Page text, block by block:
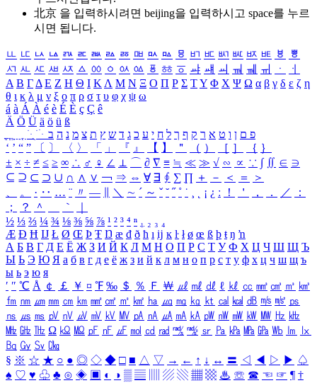
北京 을 입력하시려면 beijing을 입력하시고 space를 누르
시면 됩니다.
ㅥ ㅦ ㅧ ㅨ ㅩ ㅪ ㅫ ㅬ ㅭ ㅮ ㅯ ㅰ ㅱ ㅲ ㅳ ㅴ ㅵ ㅶ ㅷ ㅸ
ㅹ
ㅺ ㅻ ㅼ ㅽ ㅾ ㅿ ㆀ ㆁ ㆂ ㆃ ㆄ ㆅ ㆆ ㆇ ㆈ ㆉ ㆊ ㆋ ㆌ ㆍ
ㆎ
Α Β ΓΔ Ε Ζ Η Θ Ι ΚΛ Μ Ν Ξ Ο Π Ρ Σ ΤΥ Φ Χ Ψ Ω α β γ δ ε ζ η
θ ι κ λ μ ν ξ ο π ρ σ τ υ φ χ ψ ω
á à Á À é è É È ç Ç ê
Ä Ö Ü ä ö ü ß
ִֶֹ ֻּ ׁׂ פ ם ן ו ט א ר ק ף ך ל ח י ע כ ג ד ש ץ ת צ מ נ ה ב
‘ ’ “ ” 〔 〕 〈 〉 「 」 『 』 【 】 ＂ （ ） ［ ］ ｛ ｝
± × ÷ ≠ ≤ ≥ ∞ ∴ ♂ ♀ ∠ ⊥ ⌒ ∂ ∇ ≡ ≒ ≪ ≫ √ ∽ ∝ ∵ ∫ ∬ ∈ ∋
⊆ ⊇ ⊂ ⊃ ∪ ∩ ∧ ∨ ￢ ⇒ ⇔ ∀ ∃ ∮ ∑ ∏ ＋ － ＜ ＝
＞
、
。 · ‥ … ¨ 〃 ― ＼ ∼ ´ ～ ˇ ˘ ˝ ˚ ˙ ¸ ¡ ¿ ː ！ ＇ ， ． ／
：
；
？ ＾ ｀
½ ⅓ ⅔ ¼ ¾ ⅛ ⅜ ⅝ ⅞ ¹ ² ³ ⁴ ⁿ ₁ ₂ ₃ ₄
Æ Ð Ħ Ĳ Ł Ø Œ Þ Ŧ Ŋ æ đ ð ħ ı ĳ ĸ ŀ ł ø œ ß þ ŧ ŋ ŉ
А Б В Г Д Е Ё Ж З И Й К Л М Н О П Р С Т У Ф Х Ц Ч Ш Щ Ъ
Ы Ь Э Ю Я а б в г д е ё ж з и й к л м н о п р с т у ф х ц ч ш щ ъ
ы ь э ю я
′ ″ ℃ Å ￠ ￡ ￥ ¤ ℉ ‰ ＄ ％ Ｆ ￦ ㎕ ㎖ ㎗ ℓ ㎘ ㏄ ㎣ ㎤ ㎥ ㎦
㎙ ㎚ ㎛ ㎜ ㎝ ㎞ ㎟ ㎠ ㎡ ㎢ ㏊ ㎍ ㎎ ㎏ ㏏ ㎈ ㎉ ㏈ ㎧ ㎨ ㎰
㎱ ㎲ ㎳ ㎴ ㎵ ㎶ ㎷ ㎸ ㎹ ㎀ ㎁ ㎂ ㎃ ㎄ ㎺ ㎻ ㎽ ㎾ ㎿ ㎐ ㎑
㎒ ㎓ ㎔ Ω ㏀ ㏁ ㎊ ㎋ ㎌ ㏖ ㏅ ㎭ ㎮ ㎯ ㏛ ㎩ ㎪ ㎫ ㎬ ㏝ ㏐
㏓
㏃ ㏉ ㏜ ㏆
§ ※ ☆ ★ ○ ● ◎ ◇ ◆ □ ■ △ ▽ → ← ↑ ↓ ↔ 〓 ◁ ◀ ▷ ▶ ♤
♠ ♡ ♥ ♧ ♣ ⊙ ◈ ▣ ◐ ◑ ▒ ▤ ▨ ▧ ▦ ▩ ♨ ☏ ☎ ☜ ☞ ¶ †